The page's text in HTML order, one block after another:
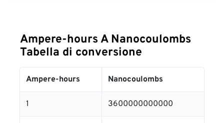
Ampere-hours A Nanocoulombs
Tabella di conversione
Ampere-hours Nanocoulombs
1 3600000000000